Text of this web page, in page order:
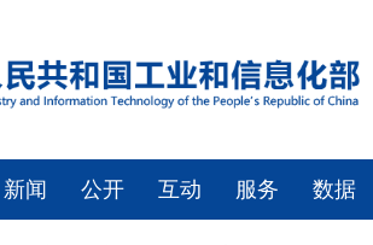
新闻 公开 互动 服务 数据